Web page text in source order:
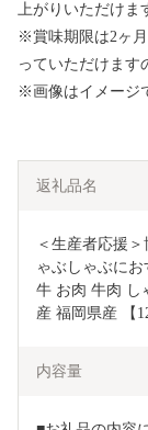
上がりいただけま
※賞味期限は2ヶ
っていただけます
※画像はイメージ
返礼品名
＜生産者応援
ゃぶしゃぶに
牛 お肉 牛肉 し
産 福岡県産 【
内容量